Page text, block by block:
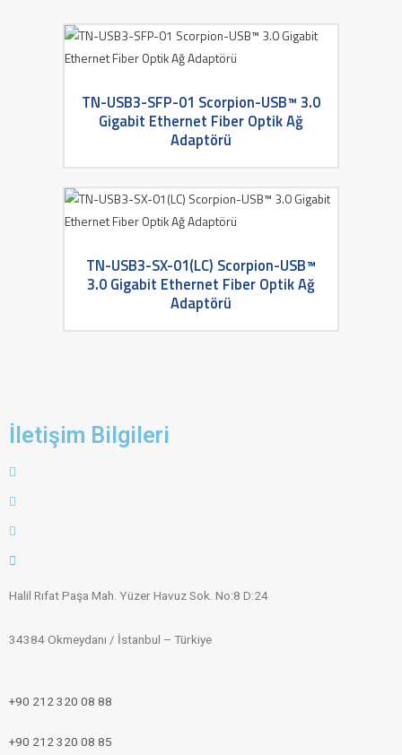
TN-USB3-SFP-01 Scorpion-USB™ 3.0
Gigabit Ethernet Fiber Optik Ağ
Adaptörü
TN-USB3-SX-01(LC) Scorpion-USB™
3.0 Gigabit Ethernet Fiber Optik Ağ
Adaptörü
İletişim Bilgileri
Halil Rıfat Paşa Mah. Yüzer Havuz Sok. No:8 D:24
34384 Okmeydanı / İstanbul – Türkiye
+90 212 320 08 88
+90 212 320 08 85